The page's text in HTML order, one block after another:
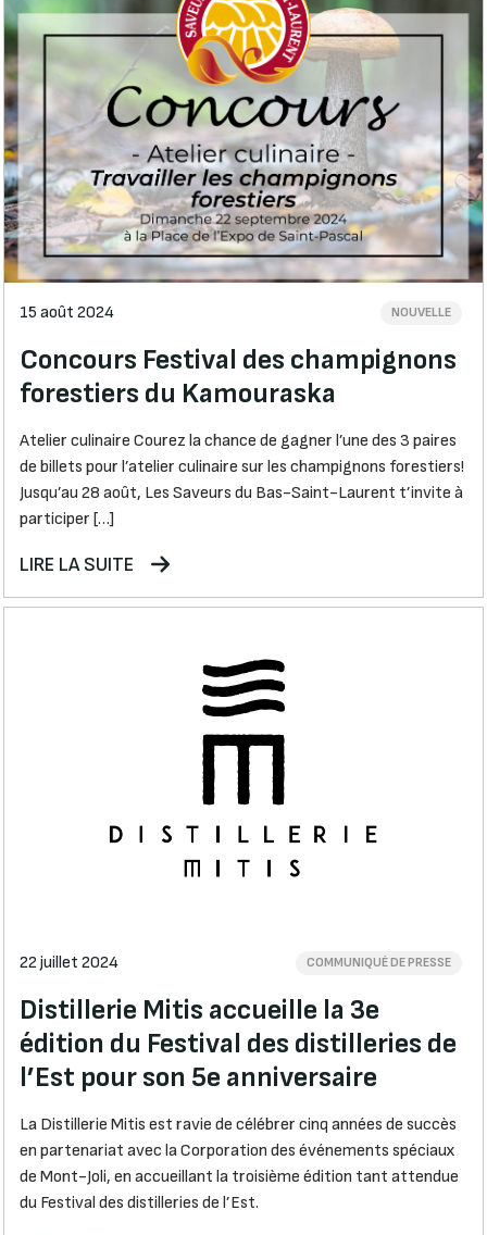
15 août 2024 NOUVELLE
Concours Festival des champignons
forestiers du Kamouraska
Atelier culinaire Courez la chance de gagner l’une des 3 paires
de billets pour l’atelier culinaire sur les champignons forestiers!
Jusqu’au 28 août, Les Saveurs du Bas-Saint-Laurent t’invite à
participer […]
LIRE LA SUITE
22 juillet 2024 COMMUNIQUÉ DE PRESSE
Distillerie Mitis accueille la 3e
édition du Festival des distilleries de
l’Est pour son 5e anniversaire
La Distillerie Mitis est ravie de célébrer cinq années de succès
en partenariat avec la Corporation des événements spéciaux
de Mont-Joli, en accueillant la troisième édition tant attendue
du Festival des distilleries de l’Est.